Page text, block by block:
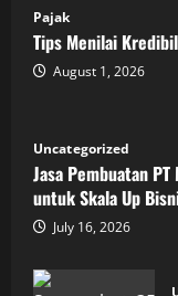
Pajak
Tips Menilai
August 1, 2026
Uncategorized
Jasa Pembuatan
untuk Skala Up
July 16, 2026